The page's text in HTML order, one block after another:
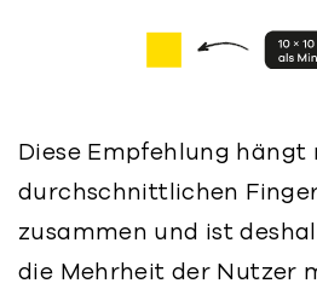
Diese Empfehlung hängt
durchschnittlichen
zusammen und ist
die Mehrheit der Nutzer